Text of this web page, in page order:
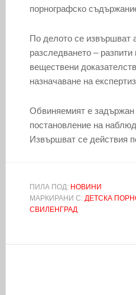
порнографско
По делото се извършват
разследването –
веществени
назначаване на
Обвиняемият е задържан
постановление на
Извършват се действия
ПИЛА ПОД: НОВИНИ
МАРКИРАНИ С: ДЕТСКА
СВИЛЕНГРАД